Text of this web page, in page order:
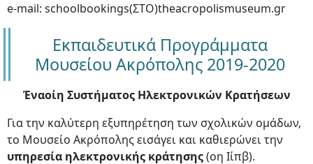
e-mail: schoolbookings(ΣΤΟ)theacropolismuseum.gr
Εκπαιδευτικά Προγράμματα
Μουσείου Ακρόπολης 2019-2020
Έναοίη Συστήματος Ηλεκτρονικών Κρατήσεων
Για την καλύτερη εξυπηρέτηση των σχολικών ομάδων,
το Μουσείο Ακρόπολης εισάγει και καθιερώνει την
υπηρεσία ηλεκτρονικής κράτησης(οη Ιίπβ).